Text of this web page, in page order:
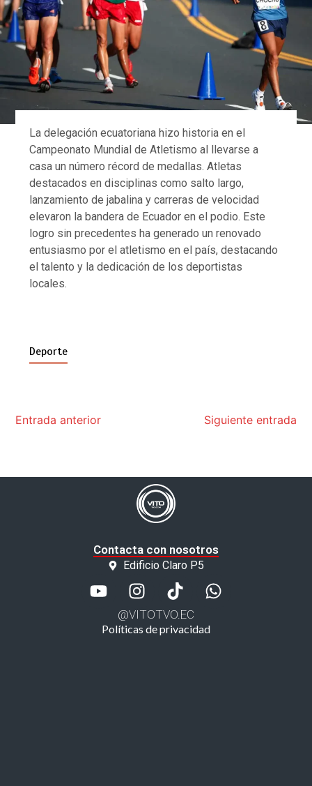
La delegación ecuatoriana hizo historia en el
Campeonato Mundial de Atletismo al llevarse a
casa un número récord de medallas. Atletas
destacados en disciplinas como salto largo,
lanzamiento de jabalina y carreras de velocidad
elevaron la bandera de Ecuador en el podio. Este
logro sin precedentes ha generado un renovado
entusiasmo por el atletismo en el país, destacando
el talento y la dedicación de los deportistas
locales.
Deporte
Entrada anterior Siguiente entrada
Contacta con nosotros
Edificio Claro P5
@VITOTVO.EC
Políticas de privacidad